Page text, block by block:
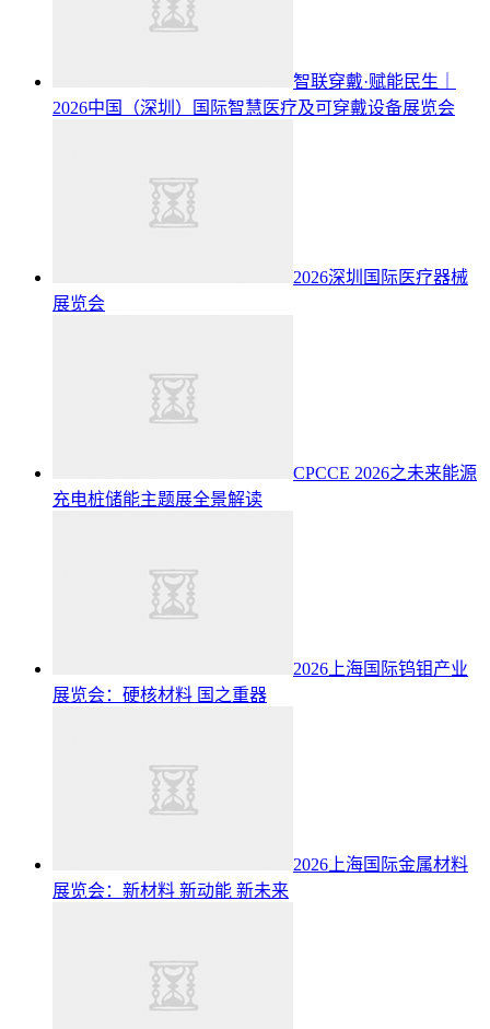
智联穿戴·赋能民生｜
2026中国（深圳）国际智慧医疗及可穿戴设备展览会
2026深圳国际医疗器械
展览会
CPCCE 2026之未来能源
充电桩储能主题展全景解读
2026上海国际钨钼产业
展览会：硬核材料 国之重器
2026上海国际金属材料
展览会：新材料 新动能 新未来